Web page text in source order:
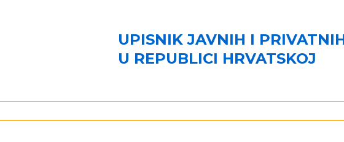
UPISNIK JAVNIH I
U REPUBLICI HRVATSKOJ